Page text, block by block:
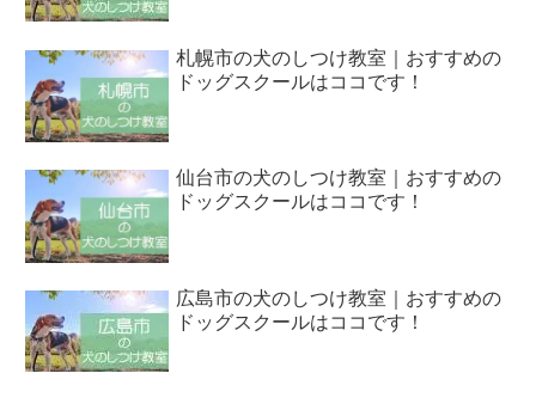
札幌市の犬のしつけ教室｜おすすめの
ドッグスクールはココです！
仙台市の犬のしつけ教室｜おすすめの
ドッグスクールはココです！
広島市の犬のしつけ教室｜おすすめの
ドッグスクールはココです！